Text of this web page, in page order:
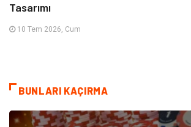
Tasarımı
10 Tem 2026, Cum
BUNLARI KAÇIRMA